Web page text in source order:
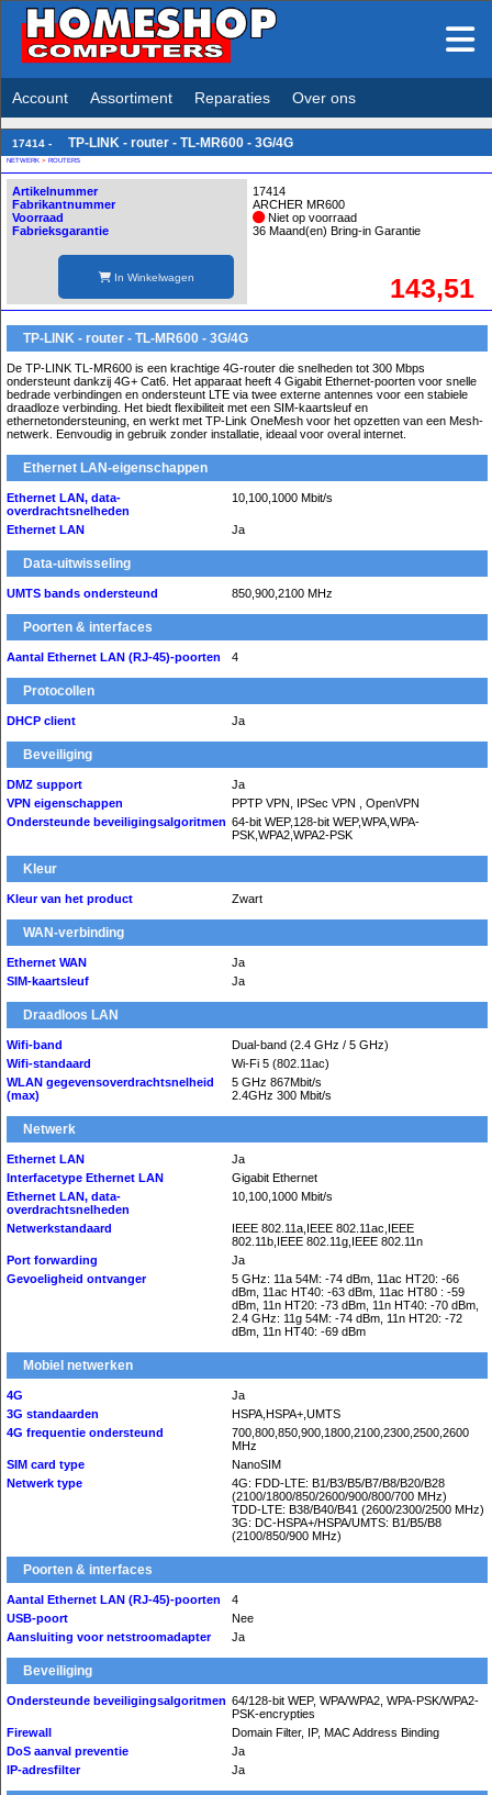
Account Assortiment Reparaties Over ons
17414 - TP-LINK - router - TL-MR600 - 3G/4G
NETWERK > ROUTERS
Artikelnummer
Fabrikantnummer
Voorraad
Fabrieksgarantie
In Winkelwagen
17414
ARCHER MR600
Niet op voorraad
36 Maand(en) Bring-in Garantie
143,51
TP-LINK - router - TL-MR600 - 3G/4G
De TP-LINK TL-MR600 is een krachtige 4G-router die snelheden tot 300 Mbps
ondersteunt dankzij 4G+ Cat6. Het apparaat heeft 4 Gigabit Ethernet-poorten voor snelle
bedrade verbindingen en ondersteunt LTE via twee externe antennes voor een stabiele
draadloze verbinding. Het biedt flexibiliteit met een SIM-kaartsleuf en
ethernetondersteuning, en werkt met TP-Link OneMesh voor het opzetten van een Mesh-
netwerk. Eenvoudig in gebruik zonder installatie, ideaal voor overal internet.
Ethernet LAN-eigenschappen
Ethernet LAN, data-
overdrachtsnelheden
10,100,1000 Mbit/s
Ethernet LAN Ja
Data-uitwisseling
UMTS bands ondersteund 850,900,2100 MHz
Poorten & interfaces
Aantal Ethernet LAN (RJ-45)-poorten 4
Protocollen
DHCP client Ja
Beveiliging
DMZ support
Ja
VPN eigenschappen
PPTP VPN, IPSec VPN , OpenVPN
Ondersteunde beveiligingsalgoritmen 64-bit WEP,128-bit WEP,WPA,WPA-
PSK,WPA2,WPA2-PSK
Kleur
Kleur van het product Zwart
WAN-verbinding
Ethernet WAN
Ja
SIM-kaartsleuf
Ja
Draadloos LAN
Wifi-band
Dual-band (2.4 GHz / 5 GHz)
Wifi-standaard
Wi-Fi 5 (802.11ac)
WLAN gegevensoverdrachtsnelheid
(max)
5 GHz 867Mbit/s
2.4GHz 300 Mbit/s
Netwerk
Ethernet LAN
Ja
Interfacetype Ethernet LAN
Gigabit Ethernet
Ethernet LAN, data-
overdrachtsnelheden
10,100,1000 Mbit/s
Netwerkstandaard
IEEE 802.11a,IEEE 802.11ac,IEEE
802.11b,IEEE 802.11g,IEEE 802.11n
Port forwarding
Ja
Gevoeligheid ontvanger
5 GHz: 11a 54M: -74 dBm, 11ac HT20: -66
dBm, 11ac HT40: -63 dBm, 11ac HT80 : -59
dBm, 11n HT20: -73 dBm, 11n HT40: -70 dBm,
2.4 GHz: 11g 54M: -74 dBm, 11n HT20: -72
dBm, 11n HT40: -69 dBm
Mobiel netwerken
4G
Ja
3G standaarden
HSPA,HSPA+,UMTS
4G frequentie ondersteund
700,800,850,900,1800,2100,2300,2500,2600
MHz
SIM card type
NanoSIM
Netwerk type
4G: FDD-LTE: B1/B3/B5/B7/B8/B20/B28
(2100/1800/850/2600/900/800/700 MHz)
TDD-LTE: B38/B40/B41 (2600/2300/2500 MHz)
3G: DC-HSPA+/HSPA/UMTS: B1/B5/B8
(2100/850/900 MHz)
Poorten & interfaces
Aantal Ethernet LAN (RJ-45)-poorten
4
USB-poort
Nee
Aansluiting voor netstroomadapter
Ja
Beveiliging
Ondersteunde beveiligingsalgoritmen 64/128-bit WEP, WPA/WPA2, WPA-PSK/WPA2-
PSK-encrypties
Firewall
Domain Filter, IP, MAC Address Binding
DoS aanval preventie
Ja
IP-adresfilter
Ja